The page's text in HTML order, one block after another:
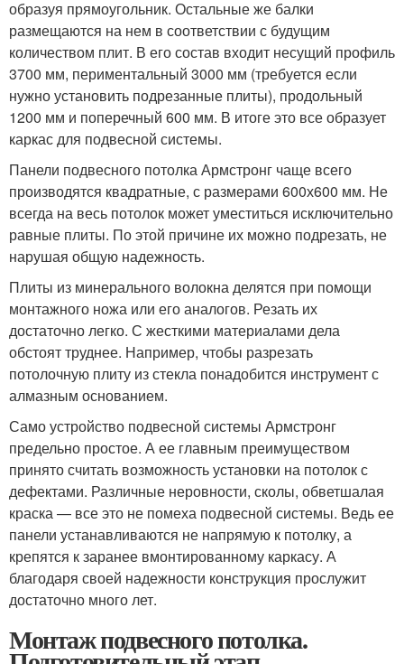
образуя прямоугольник. Остальные же балки
размещаются на нем в соответствии с будущим
количеством плит. В его состав входит несущий профиль
3700 мм, периментальный 3000 мм (требуется если
нужно установить подрезанные плиты), продольный
1200 мм и поперечный 600 мм. В итоге это все образует
каркас для подвесной системы.
Панели подвесного потолка Армстронг чаще всего
производятся квадратные, с размерами 600х600 мм. Не
всегда на весь потолок может уместиться исключительно
равные плиты. По этой причине их можно подрезать, не
нарушая общую надежность.
Плиты из минерального волокна делятся при помощи
монтажного ножа или его аналогов. Резать их
достаточно легко. С жесткими материалами дела
обстоят труднее. Например, чтобы разрезать
потолочную плиту из стекла понадобится инструмент с
алмазным основанием.
Само устройство подвесной системы Армстронг
предельно простое. А ее главным преимуществом
принято считать возможность установки на потолок с
дефектами. Различные неровности, сколы, обветшалая
краска — все это не помеха подвесной системы. Ведь ее
панели устанавливаются не напрямую к потолку, а
крепятся к заранее вмонтированному каркасу. А
благодаря своей надежности конструкция прослужит
достаточно много лет.
Монтаж подвесного потолка.